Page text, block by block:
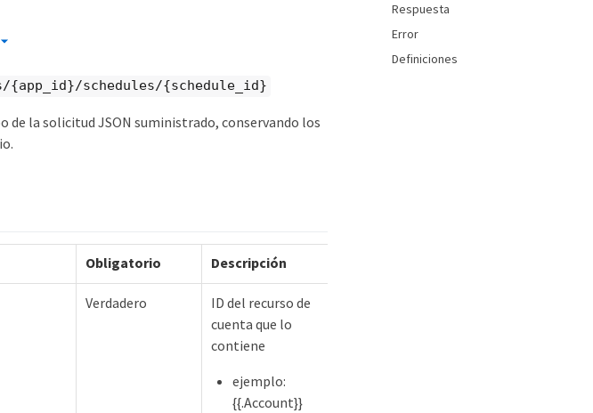
{app_id}/schedules/{schedule_id}
de la solicitud JSON suministrado, conservando los
Obligatorio Descripción
Verdadero
ID del recurso de
cuenta que lo
contiene
ejemplo:
{{.Account}}
Respuesta
Error
Definiciones